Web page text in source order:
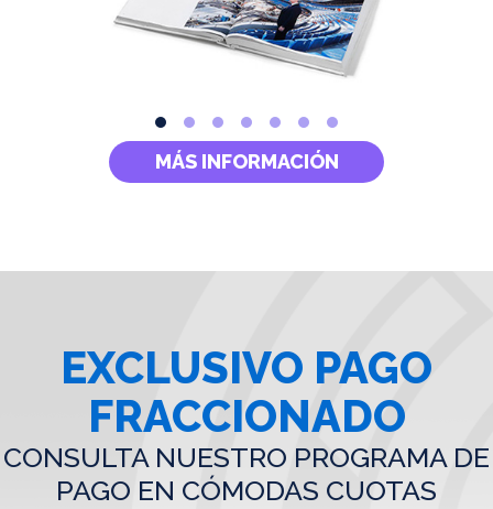
MÁS INFORMACIÓN
EXCLUSIVO PAGO
FRACCIONADO
CONSULTA NUESTRO PROGRAMA DE
PAGO EN CÓMODAS CUOTAS